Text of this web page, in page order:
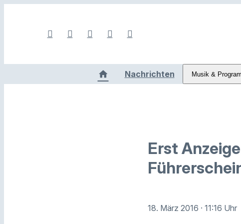
Nachrichten Musik &
Erst
18. März 2016 · 11:16 Uhr